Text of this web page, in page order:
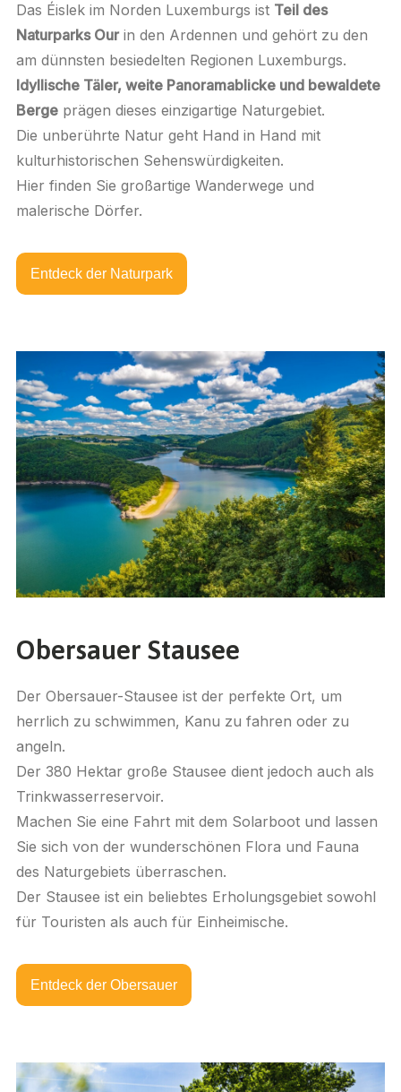
Das Éislek im Norden Luxemburgs ist Teil des
Naturparks Our in den Ardennen und gehört zu den
am dünnsten besiedelten Regionen Luxemburgs.
Idyllische Täler, weite Panoramablicke und bewaldete
Berge prägen dieses einzigartige Naturgebiet.
Die unberührte Natur geht Hand in Hand mit
kulturhistorischen Sehenswürdigkeiten.
Hier finden Sie großartige Wanderwege und
malerische Dörfer.
Entdeck der Naturpark
Obersauer Stausee
Der Obersauer-Stausee ist der perfekte Ort, um
herrlich zu schwimmen, Kanu zu fahren oder zu
angeln.
Der 380 Hektar große Stausee dient jedoch auch als
Trinkwasserreservoir.
Machen Sie eine Fahrt mit dem Solarboot und lassen
Sie sich von der wunderschönen Flora und Fauna
des Naturgebiets überraschen.
Der Stausee ist ein beliebtes Erholungsgebiet sowohl
für Touristen als auch für Einheimische.
Entdeck der Obersauer